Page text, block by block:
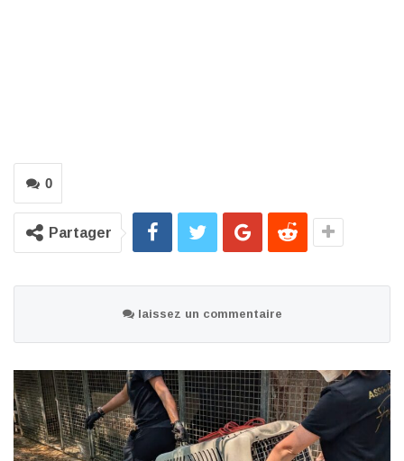
0
Partager
laissez un commentaire